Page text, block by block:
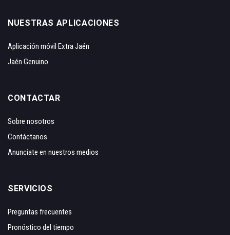
NUESTRAS APLICACIONES
Aplicación móvil Extra Jaén
Jaén Genuino
CONTACTAR
Sobre nosotros
Contáctanos
Anunciate en nuestros medios
SERVICIOS
Preguntas frecuentes
Pronóstico del tiempo